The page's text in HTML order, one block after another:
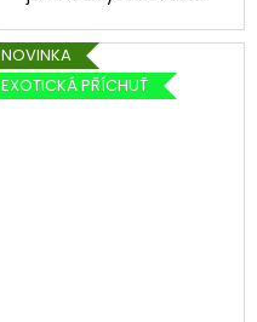
NOVINKA
EXOTICKÁ PŘÍCHUŤ